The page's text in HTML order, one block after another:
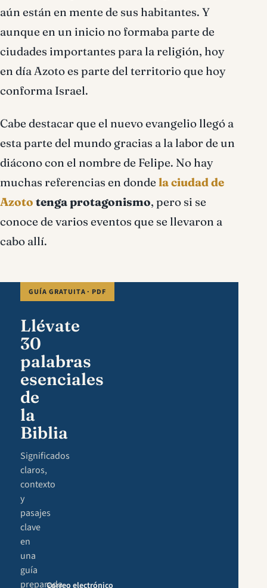
aún están en mente de sus habitantes. Y
aunque en un inicio no formaba parte de
ciudades importantes para la religión, hoy
en día Azoto es parte del territorio que hoy
conforma Israel.
Cabe destacar que el nuevo evangelio llegó a
esta parte del mundo gracias a la labor de un
diácono con el nombre de Felipe. No hay
muchas referencias en donde la ciudad de
Azoto tenga protagonismo, pero si se
conoce de varios eventos que se llevaron a
cabo allí.
GUÍA GRATUITA · PDF
Llévate
30
palabras
esenciales
de
la
Biblia
Significados
claros,
contexto
y
pasajes
clave
en
una
guía
preparadaCorreo electrónico